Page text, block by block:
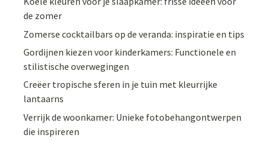
de zomer
Zomerse cocktailbars op de veranda: inspiratie en tips
Gordijnen kiezen voor kinderkamers: Functionele en
stilistische overwegingen
Creëer tropische sferen in je tuin met kleurrijke
lantaarns
Verrijk de woonkamer: Unieke fotobehangontwerpen
die inspireren